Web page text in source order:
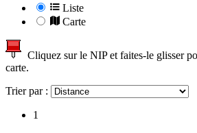
Liste
Carte
Cliquez sur le NIP et faites-le glisser
carte.
Trier par :
1